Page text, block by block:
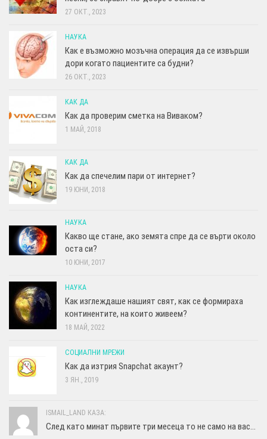
27 ОКТ., 2023
НАУКА
Как е възможно мозъчна операция да се извърши
дори когато пациентите са будни?
26 ОКТ., 2023
КАК ДА
Как да проверим сметка на Виваком?
1 МАЙ, 2018
КАК ДА
Как да спечелим пари от интернет?
19 ЮНИ, 2018
НАУКА
Какво ще стане, ако земята спре да се върти около
оста си?
10 ЮНИ, 2017
НАУКА
Как изглеждаше нашият свят, как се формираха
континентите, на които живеем?
18 МАЙ, 2022
СОЦИАЛНИ МРЕЖИ
Как да изтрия Snapchat акаунт?
3 ЯН., 2019
ISMAIL_LAND КАЗА:
След като минат първите три месеца то не само на вас...